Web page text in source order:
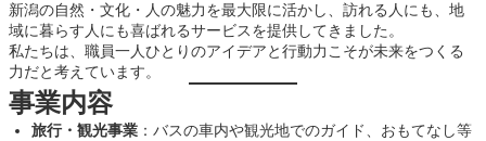
新潟の自然・文化・人の魅力を最大限に活かし、訪れる人にも、地
域に暮らす人にも喜ばれるサービスを提供してきました。
私たちは、職員一人ひとりのアイデアと行動力こそが未来をつくる
力だと考えています。
事業内容
旅行・観光事業 ：バスの車内や観光地でのガイド、おもてなし等